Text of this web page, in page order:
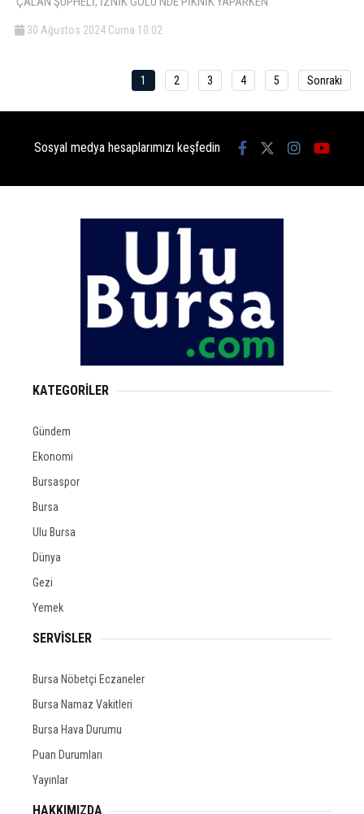
30 Ağustos 2024 Cuma 10:02
1 2 3 4 5 Sonraki
Sosyal medya hesaplarımızı keşfedin
KATEGORİLER
Gündem
Ekonomi
Bursaspor
Bursa
Ulu Bursa
Dünya
Gezi
Yemek
SERVİSLER
Bursa Nöbetçi Eczaneler
Bursa Namaz Vakitleri
Bursa Hava Durumu
Puan Durumları
Yayınlar
HAKKIMIZDA